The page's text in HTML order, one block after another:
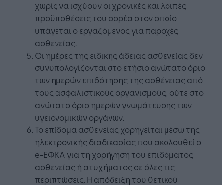
χωρίς να ισχύουν οι χρονικές και λοιπές
προϋποθέσεις του φορέα στον οποίο
υπάγεται ο εργαζόμενος για παροχές
ασθενείας.
Οι ημέρες της ειδικής άδειας ασθενείας δεν
συνυπολογίζονται στο ετήσιο ανώτατο όριο
των ημερών επιδότησης της ασθένειας από
τους ασφαλιστικούς οργανισμούς, ούτε στο
ανώτατο όριο ημερών γνωμάτευσης των
υγειονομικών οργάνων.
Το επίδομα ασθενείας χορηγείται μέσω της
ηλεκτρονικής διαδικασίας που ακολουθεί ο
e-ΕΦΚΑ για τη χορήγηση του επιδόματος
ασθενείας ή ατυχήματος σε όλες τις
περιπτώσεις. Η απόδειξη του θετικού